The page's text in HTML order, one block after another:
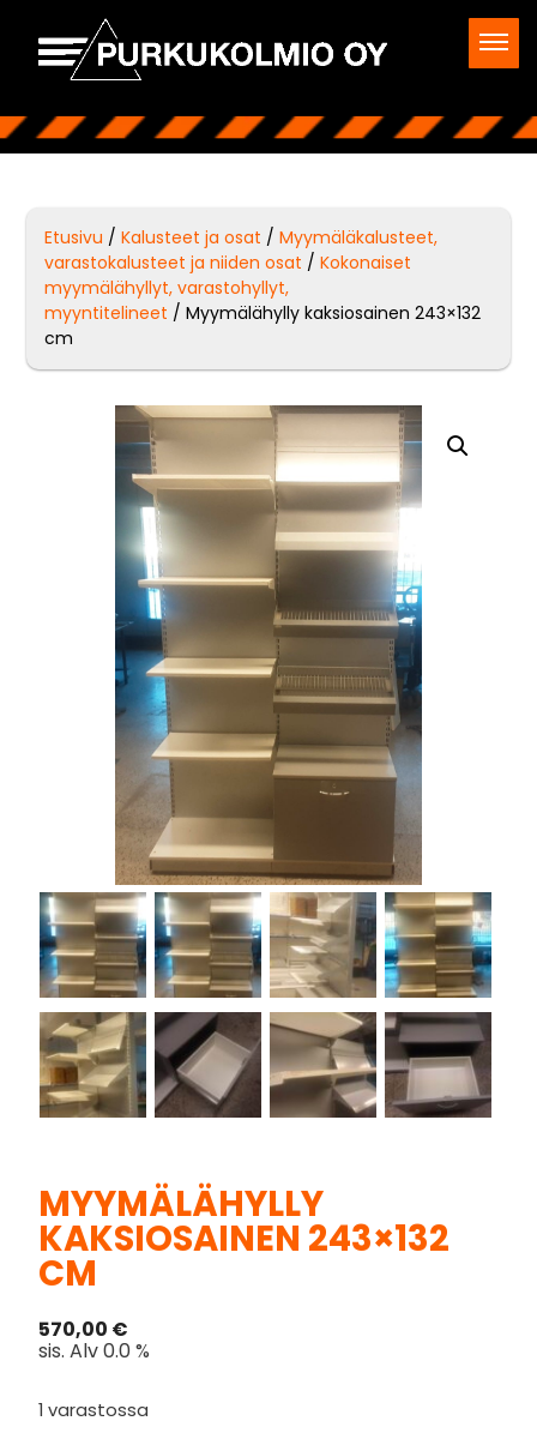
Etusivu /Kalusteet ja osat /Myymäläkalusteet,
varastokalusteet ja niiden osat /Kokonaiset
myymälähyllyt, varastohyllyt,
myyntitelineet / Myymälähylly kaksiosainen 243×132
cm
MYYMÄLÄHYLLY
KAKSIOSAINEN 243×132
CM
570,00 €
sis. Alv 0.0 %
1 varastossa